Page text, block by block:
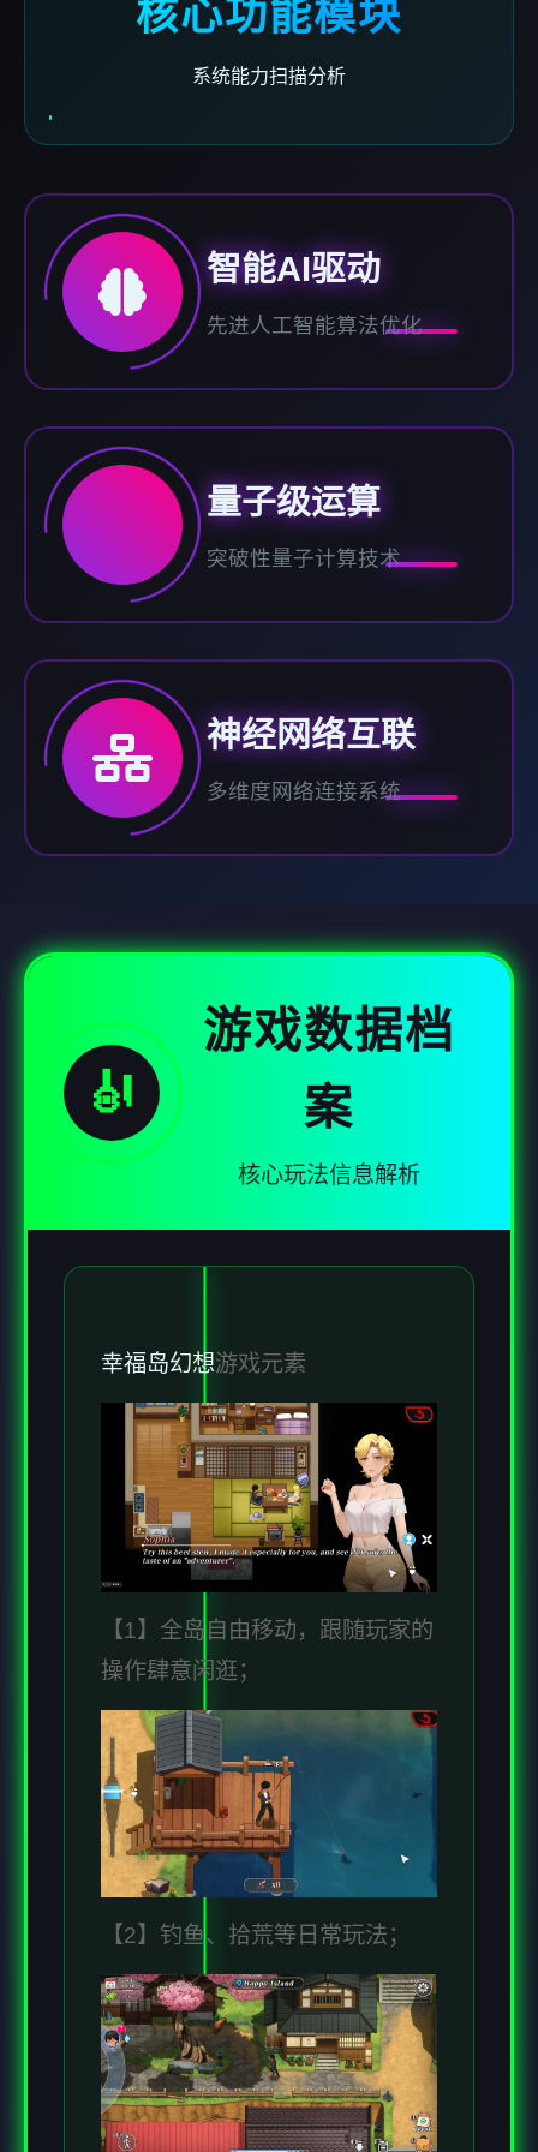
核心功能模块
系统能力扫描分析
智能AI驱动
先进人工智能算法优化
量子级运算
突破性量子计算技术
神经网络互联
多维度网络连接系统
🎻
游戏数据档
案
核心玩法信息解析
幸福岛幻想游戏元素
【1】全岛自由移动，跟随玩家的
操作肆意闲逛；
【2】钓鱼、拾荒等日常玩法；